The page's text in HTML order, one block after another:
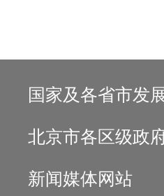
国家及各省市发
北京市各区级政
新闻媒体网站